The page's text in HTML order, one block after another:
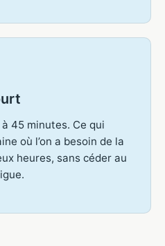
45 minutes. Ce qui
où l’on a besoin de la
heures, sans céder au